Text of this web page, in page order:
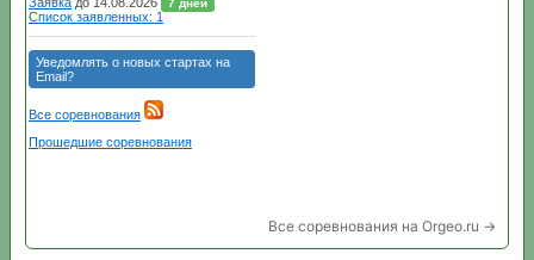
Все соревнования на Orgeo.ru →